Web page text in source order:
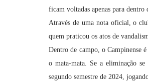
ficam voltadas apenas para dentro
Através de uma nota oficial, o
quem praticou os atos de
Dentro de campo, o Campinense
o mata-mata. Se a eliminação
segundo semestre de 2024,